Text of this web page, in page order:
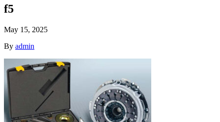
f5
May 15, 2025
By admin